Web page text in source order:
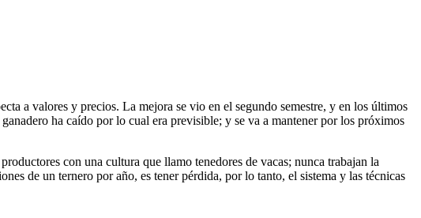
a valores y precios. La mejora se vio en el segundo semestre, y en los últimos
ha caído por lo cual era previsible; y se va a mantener por los próximos
con una cultura que llamo tenedores de vacas; nunca trabajan la
de un ternero por año, es tener pérdida, por lo tanto, el sistema y las técnicas